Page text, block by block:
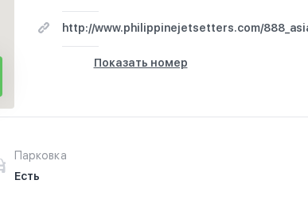
http://www.philippinejetsetters.com/
Показать номер
Парковка
Есть